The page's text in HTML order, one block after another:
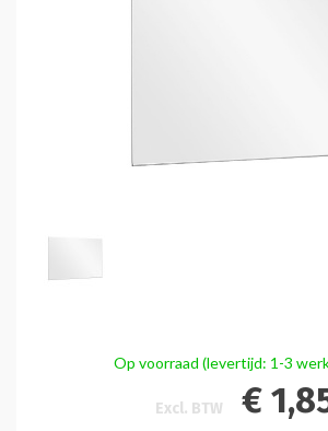
Op voorraad (levertijd: 1-3
Excl. BTW €